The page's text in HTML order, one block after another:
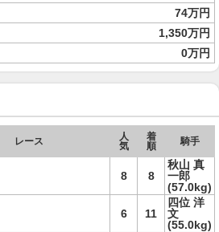
74万円
1,350万円
0万円
レース
人
気
着
順
騎手
8 8
秋山 真
一郎
(57.0kg)
6 11
四位 洋
文
(55.0kg)